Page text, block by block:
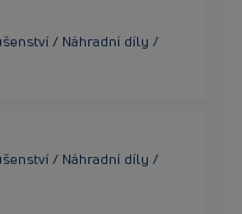
/ Náhradní díly /
/ Náhradní díly /